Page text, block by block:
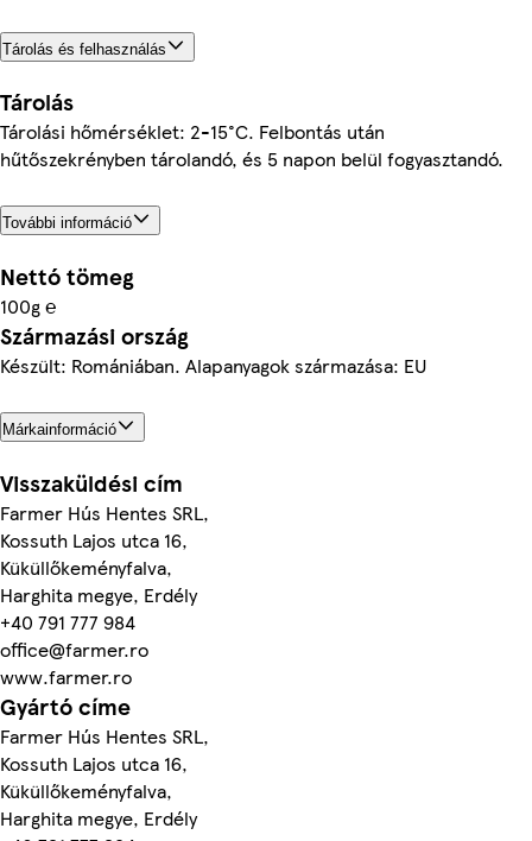
Tárolás és felhasználás
Tárolás
Tárolási hőmérséklet: 2-15°C. Felbontás után
hűtőszekrényben tárolandó, és 5 napon belül fogyasztandó.
További információ
Nettó tömeg
100g ℮
Származási ország
Készült: Romániában. Alapanyagok származása: EU
Márkainformáció
Visszaküldési cím
Farmer Hús Hentes SRL,
Kossuth Lajos utca 16,
Küküllőkeményfalva,
Harghita megye, Erdély
+40 791 777 984
office@farmer.ro
www.farmer.ro
Gyártó címe
Farmer Hús Hentes SRL,
Kossuth Lajos utca 16,
Küküllőkeményfalva,
Harghita megye, Erdély